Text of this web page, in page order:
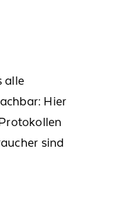
alle
: Hier
sind